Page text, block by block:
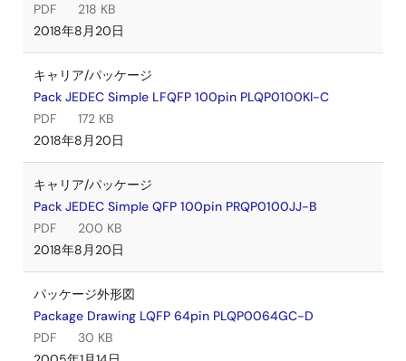
PDF
218 KB
2018年8月20日
キャリア/パッケージ
Pack JEDEC Simple LFQFP 100pin PLQP0100KI-C
PDF
172 KB
2018年8月20日
キャリア/パッケージ
Pack JEDEC Simple QFP 100pin PRQP0100JJ-B
PDF
200 KB
2018年8月20日
パッケージ外形図
Package Drawing LQFP 64pin PLQP0064GC-D
PDF
30 KB